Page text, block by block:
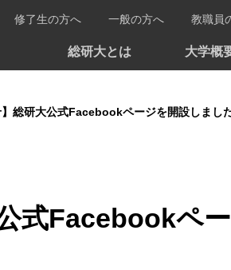
総研大とは 大学概
修了生の方へ 一般の方へ 教職員
】総研大公式Facebookページを開設しました
式Facebookペ